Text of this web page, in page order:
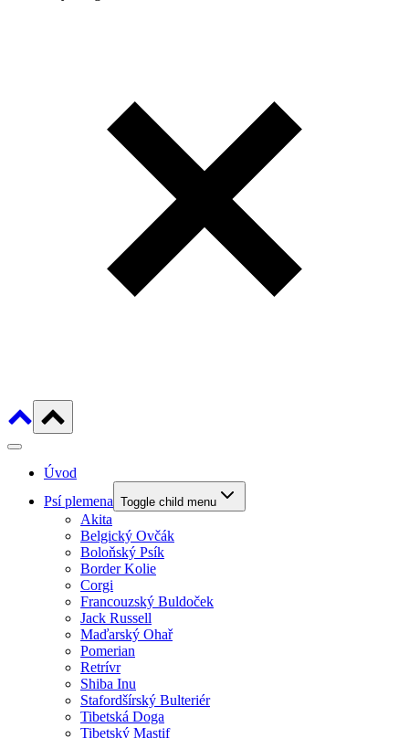
Úvod
Psí plemena Toggle child menu
Akita
Belgický Ovčák
Boloňský Psík
Border Kolie
Corgi
Francouzský Buldoček
Jack Russell
Maďarský Ohař
Pomerian
Retrívr
Shiba Inu
Stafordšírský Bulteriér
Tibetská Doga
Tibetský Mastif